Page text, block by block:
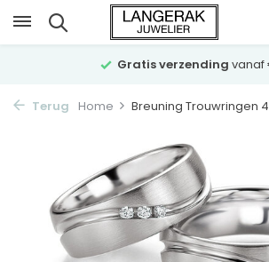
Gratis verzending vanaf
Terug Home Breuning Trouwringen